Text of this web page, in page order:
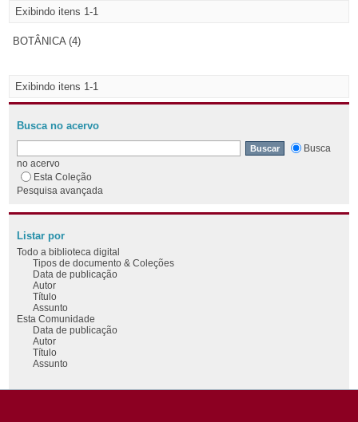
Exibindo itens 1-1
BOTÂNICA (4)
Exibindo itens 1-1
Busca no acervo
Busca
no acervo
Esta Coleção
Pesquisa avançada
Listar por
Todo a biblioteca digital
Tipos de documento & Coleções
Data de publicação
Autor
Título
Assunto
Esta Comunidade
Data de publicação
Autor
Título
Assunto